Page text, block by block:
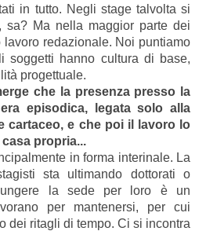
in tutto. Negli stage talvolta si
sa? Ma nella maggior parte dei
redazionale. Noi puntiamo
soggetti hanno cultura di base,
progettuale.
che la presenza presso la
episodica, legata solo alla
cartaceo, e che poi il lavoro lo
propria...
in forma interinale. La
sta ultimando dottorati o
la sede per loro è un
per mantenersi, per cui
dei ritagli di tempo. Ci si incontra